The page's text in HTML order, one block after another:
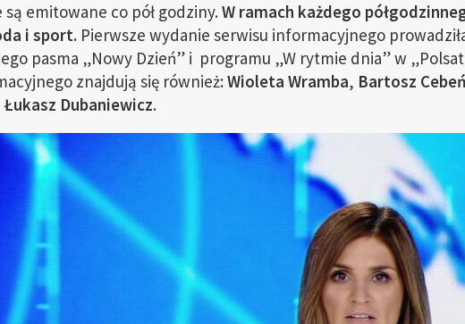
emitowane co pół godziny. W ramach każdego
i sport.Pierwsze wydanie serwisu informacyjnego
pasma „Nowy Dzień” i programu „W rytmie dnia” w
znajdują się również: Wioleta Wramba, Bartosz
Łukasz Dubaniewicz.